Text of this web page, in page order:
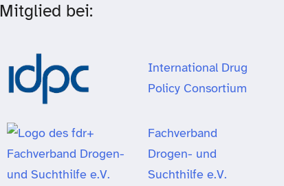
Mitglied bei:
International Drug
Policy Consortium
Fachverband
Drogen- und
Suchthilfe e.V.